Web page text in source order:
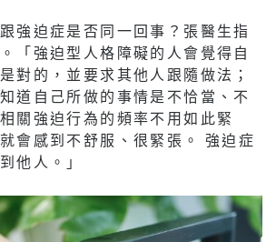
強迫症是否同一回事？張醫生指
「強迫型人格障礙的人會覺得自
對的，並要求其他人跟隨做法；
道自己所做的事情是不恰當、不
關強迫行為的頻率不用如此緊
會感到不舒服、很緊張。 強迫症
他人。」